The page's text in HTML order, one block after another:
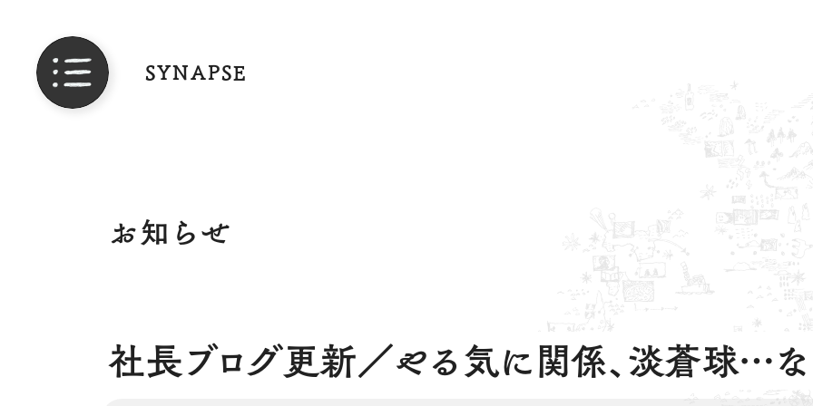
お知らせ
社長ブログ更新／やる気に関係、淡蒼球…な
SYNAPSE